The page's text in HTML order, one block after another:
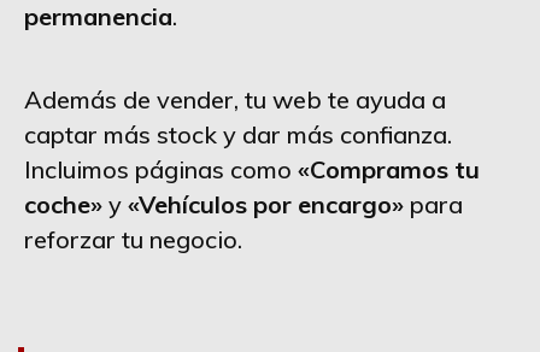
permanencia.
Además de vender, tu web te ayuda a
captar más stock y dar más confianza.
Incluimos páginas como «Compramos tu
coche» y «Vehículos por encargo» para
reforzar tu negocio.